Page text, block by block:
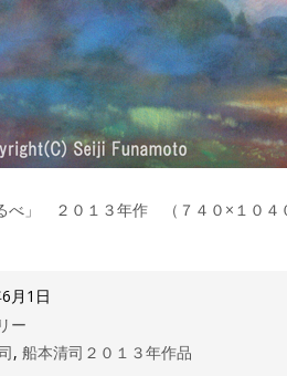
べ」 ２０１３年作 （７４０×１０４
月1日
ー
,船本清司２０１３年作品